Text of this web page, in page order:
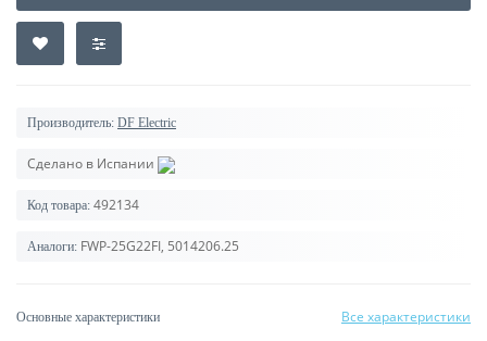
Производитель: DF Electric
Сделано в Испании
Код товара: 492134
Аналоги: FWP-25G22FI, 5014206.25
Основные характеристики Все характеристики